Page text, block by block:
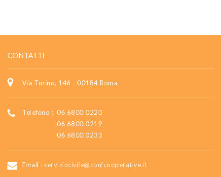
CONTATTI
Via Torino, 146 - 00184 Roma
Telefono : 06 6800 0220
06 6800 0219
06 6800 0233
Email : serviziocivile@confcooperative.it